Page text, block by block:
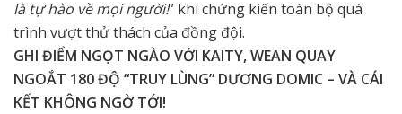
là tự hào về mọi người!” khi chứng kiến toàn bộ quá
trình vượt thử thách của đồng đội.
GHI ĐIỂM NGỌT NGÀO VỚI KAITY, WEAN QUAY
NGOẮT 180 ĐỘ “TRUY LÙNG” DƯƠNG DOMIC – VÀ CÁI
KẾT KHÔNG NGỜ TỚI!